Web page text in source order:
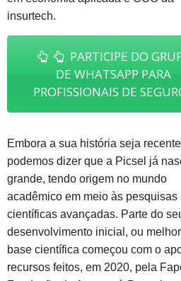
insurtech.
PARTICIPE DO
DE WHATSAPP PARA
PROFISSIONAIS DE
Embora a sua história seja
podemos dizer que a Picsel já
grande, tendo origem no mundo
acadêmico em meio às pesquisas
científicas avançadas. Parte do
desenvolvimento inicial, ou
base científica começou com o
recursos feitos, em 2020, pela